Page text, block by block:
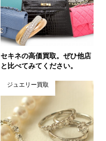
セキネの高価買取。ぜひ他店
と比べてみてください。
ジュエリー買取